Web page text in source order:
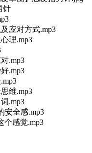
针
应对方式.mp3
理.mp3
.mp3
.mp3
维.mp3
.mp3
安全感.mp3
个感觉.mp3